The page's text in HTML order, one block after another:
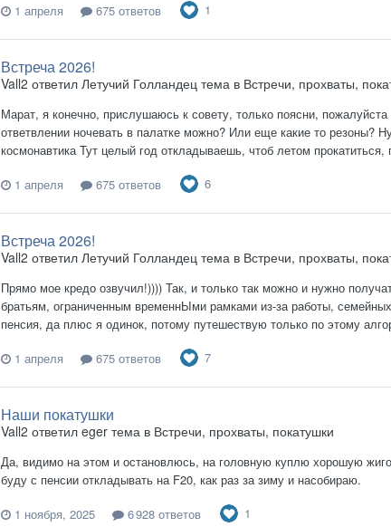
1 апреля
675 ответов 1
Встреча 2026!
Vall2 ответил Летучий Голландецтема в Встречи, прохваты,
Марат, я конечно, прислушаюсь к совету, только поясни,
ответвлении ночевать в палатке можно? Или еще какие то резоны?
космонавтика Тут целый год откладываешь, чтоб летом
1 апреля
675 ответов 6
Встреча 2026!
Vall2 ответил Летучий Голландецтема в Встречи, прохваты,
Прямо мое кредо озвучил!)))) Так, и только так можно и нужно
братьям, ограниченным временнЫми рамками из-за работы,
пенсия, да плюс я одинок, потому путешествую только по этому
1 апреля
675 ответов 7
Наши покатушки
Vall2 ответил egerтема в Встречи, прохваты, покатушки
Да, видимо на этом и остановлюсь, на головную куплю хорошую
буду с пенсии откладывать на F20, как раз за зиму и насобираю.
1 ноября, 2025
6 928 ответов 1